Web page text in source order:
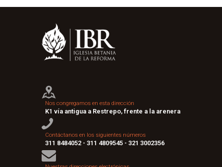
Nos congregamos en esta dirección
K1 vía antigua a Restrepo, frente a la arenera
Contáctanos en los siguientes números
311 8484052 - 311 4809545 - 321 3002356